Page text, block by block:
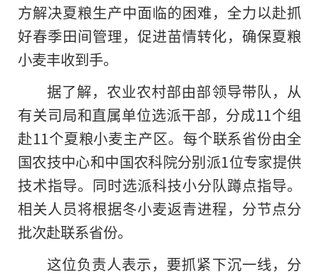
方解决夏粮生产中面临的困难，全力以赴抓
好春季田间管理，促进苗情转化，确保夏粮
小麦丰收到手。
据了解，农业农村部由部领导带队，从
有关司局和直属单位选派干部，分成11个组
赴11个夏粮小麦主产区。每个联系省份由全
国农技中心和中国农科院分别派1位专家提供
技术指导。同时选派科技小分队蹲点指导。
相关人员将根据冬小麦返青进程，分节点分
批次赴联系省份。
这位负责人表示，要抓紧下沉一线，分